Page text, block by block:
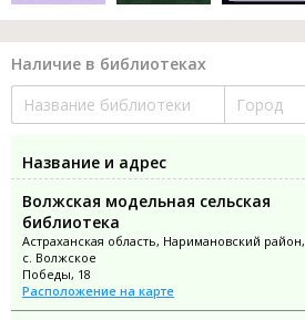
Наличие в библиотеках
Название и адрес
Волжская модельная сельская
библиотека
Астраханская область, Наримановский район,
с. Волжское
Победы, 18
Расположение на карте